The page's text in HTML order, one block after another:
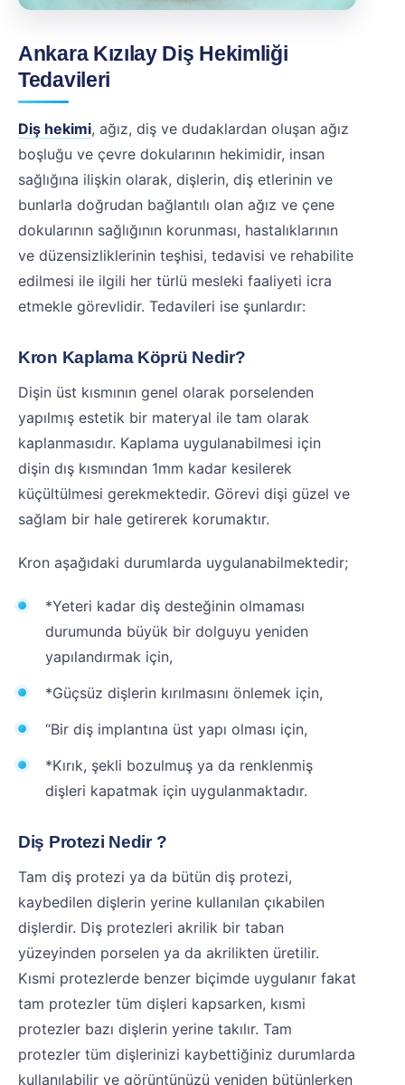
Ankara Kızılay Diş Hekimliği
Tedavileri
Diş hekimi, ağız, diş ve dudaklardan oluşan ağız
boşluğu ve çevre dokularının hekimidir, insan
sağlığına ilişkin olarak, dişlerin, diş etlerinin ve
bunlarla doğrudan bağlantılı olan ağız ve çene
dokularının sağlığının korunması, hastalıklarının
ve düzensizliklerinin teşhisi, tedavisi ve rehabilite
edilmesi ile ilgili her türlü mesleki faaliyeti icra
etmekle görevlidir. Tedavileri ise şunlardır:
Kron Kaplama Köprü Nedir?
Dişin üst kısmının genel olarak porselenden
yapılmış estetik bir materyal ile tam olarak
kaplanmasıdır. Kaplama uygulanabilmesi için
dişin dış kısmından 1mm kadar kesilerek
küçültülmesi gerekmektedir. Görevi dişi güzel ve
sağlam bir hale getirerek korumaktır.
Kron aşağıdaki durumlarda uygulanabilmektedir;
*Yeteri kadar diş desteğinin olmaması
durumunda büyük bir dolguyu yeniden
yapılandırmak için,
*Güçsüz dişlerin kırılmasını önlemek için,
“Bir diş implantına üst yapı olması için,
*Kırık, şekli bozulmuş ya da renklenmiş
dişleri kapatmak için uygulanmaktadır.
Diş Protezi Nedir ?
Tam diş protezi ya da bütün diş protezi,
kaybedilen dişlerin yerine kullanılan çıkabilen
dişlerdir. Diş protezleri akrilik bir taban
yüzeyinden porselen ya da akrilikten üretilir.
Kısmi protezlerde benzer biçimde uygulanır fakat
tam protezler tüm dişleri kapsarken, kısmi
protezler bazı dişlerin yerine takılır. Tam
protezler tüm dişlerinizi kaybettiğiniz durumlarda
kullanılabilir ve görüntünüzü yeniden bütünlerken